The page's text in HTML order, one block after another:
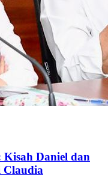
Daniel dan
Claudia